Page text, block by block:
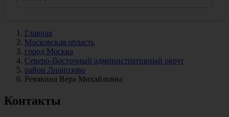
Главная
Московская область
город Москва
Северо-Восточный административный округ
район Лианозово
Ревякина Вера Михайловна
Контакты